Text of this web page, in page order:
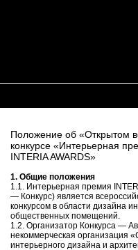
Положение об «Открытом
конкурсе «Интерьерная
INTERIA AWARDS»
1. Общие положения
1.1. Интерьерная премия
— Конкурс) является
конкурсом в области дизайна
общественных помещений.
1.2. Организатор Конкурса —
некоммерческая организация
интерьерного дизайна и